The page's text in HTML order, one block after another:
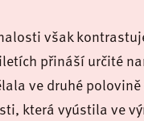
však
přináší určité
ve druhé
která vyústila ve